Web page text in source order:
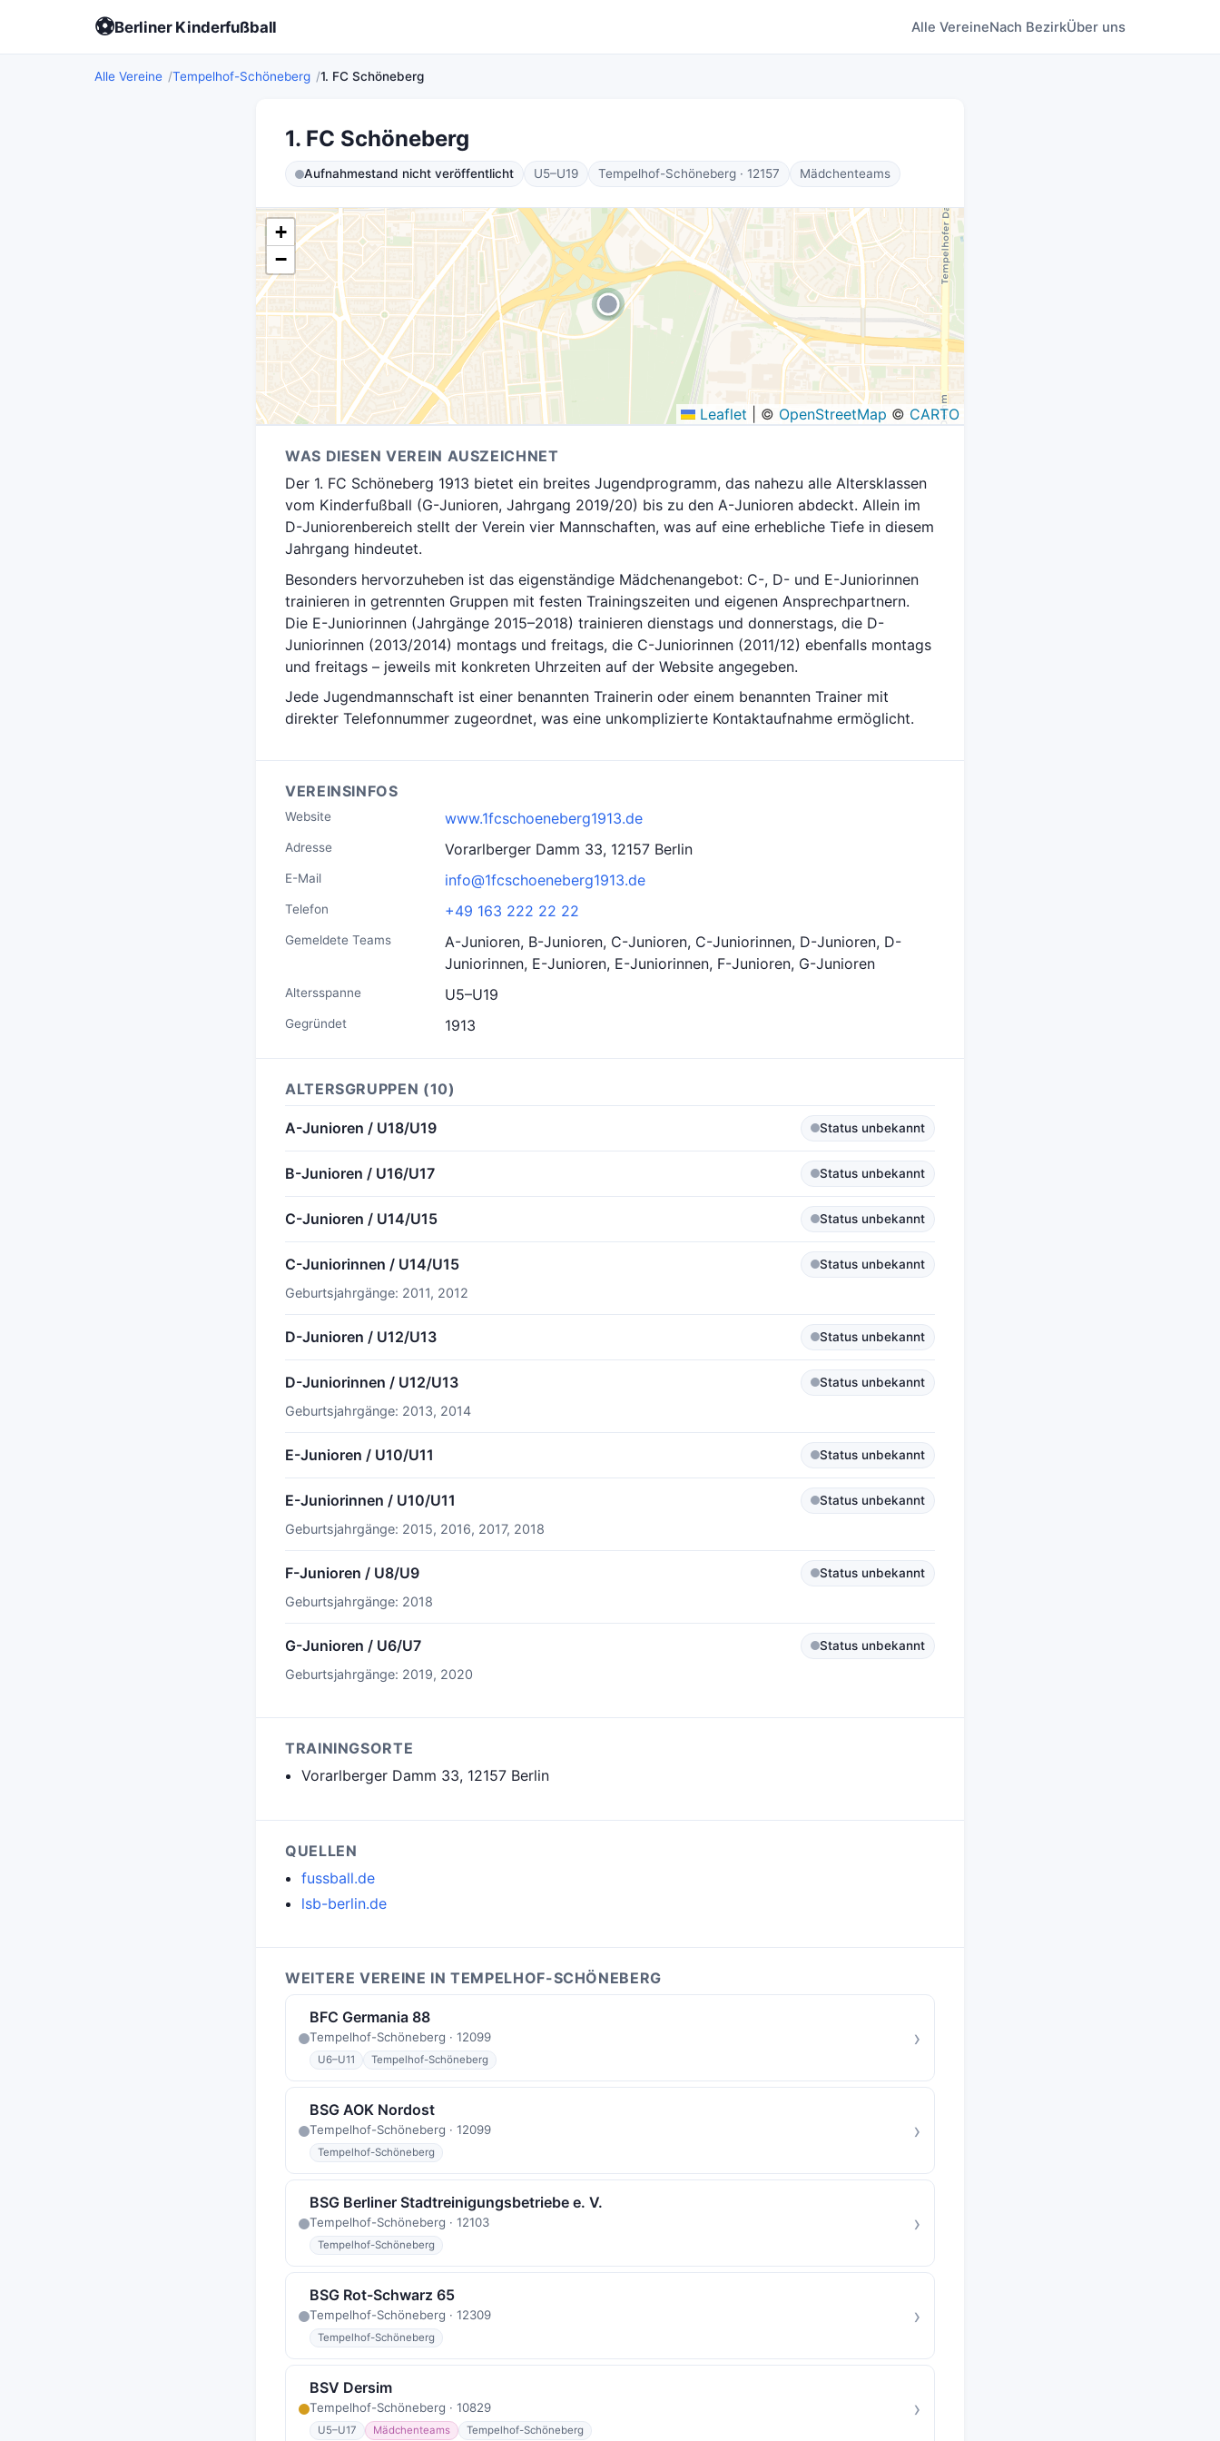
⚽Berliner Kinderfußball Alle VereineNach BezirkÜber uns
Alle Vereine Tempelhof-Schöneberg 1. FC Schöneberg
1. FC Schöneberg
Aufnahmestand nicht veröffentlicht U5–U19 Tempelhof-Schöneberg · 12157 Mädchenteams
+
−
Leaflet © OpenStreetMap © CARTO
WAS DIESEN VEREIN AUSZEICHNET
Der 1. FC Schöneberg 1913 bietet ein breites Jugendprogramm, das nahezu alle Altersklassen
vom Kinderfußball (G-Junioren, Jahrgang 2019/20) bis zu den A-Junioren abdeckt. Allein im
D-Juniorenbereich stellt der Verein vier Mannschaften, was auf eine erhebliche Tiefe in diesem
Jahrgang hindeutet.
Besonders hervorzuheben ist das eigenständige Mädchenangebot: C-, D- und E-Juniorinnen
trainieren in getrennten Gruppen mit festen Trainingszeiten und eigenen Ansprechpartnern.
Die E-Juniorinnen (Jahrgänge 2015–2018) trainieren dienstags und donnerstags, die D-
Juniorinnen (2013/2014) montags und freitags, die C-Juniorinnen (2011/12) ebenfalls montags
und freitags – jeweils mit konkreten Uhrzeiten auf der Website angegeben.
Jede Jugendmannschaft ist einer benannten Trainerin oder einem benannten Trainer mit
direkter Telefonnummer zugeordnet, was eine unkomplizierte Kontaktaufnahme ermöglicht.
VEREINSINFOS
Website www.1fcschoeneberg1913.de
Adresse Vorarlberger Damm 33, 12157 Berlin
E-Mail info@1fcschoeneberg1913.de
Telefon +49 163 222 22 22
Gemeldete Teams
A-Junioren, B-Junioren, C-Junioren, C-Juniorinnen, D-Junioren, D-
Juniorinnen, E-Junioren, E-Juniorinnen, F-Junioren, G-Junioren
Altersspanne U5–U19
Gegründet 1913
ALTERSGRUPPEN (10)
A-Junioren / U18/U19 Status unbekannt
B-Junioren / U16/U17 Status unbekannt
C-Junioren / U14/U15 Status unbekannt
C-Juniorinnen / U14/U15 Status unbekannt
Geburtsjahrgänge: 2011, 2012
D-Junioren / U12/U13 Status unbekannt
D-Juniorinnen / U12/U13 Status unbekannt
Geburtsjahrgänge: 2013, 2014
E-Junioren / U10/U11 Status unbekannt
E-Juniorinnen / U10/U11 Status unbekannt
Geburtsjahrgänge: 2015, 2016, 2017, 2018
F-Junioren / U8/U9 Status unbekannt
Geburtsjahrgänge: 2018
G-Junioren / U6/U7 Status unbekannt
Geburtsjahrgänge: 2019, 2020
TRAININGSORTE
Vorarlberger Damm 33, 12157 Berlin
QUELLEN
fussball.de
lsb-berlin.de
WEITERE VEREINE IN TEMPELHOF-SCHÖNEBERG
BFC Germania 88
Tempelhof-Schöneberg · 12099
U6–U11 Tempelhof-Schöneberg
›
BSG AOK Nordost
Tempelhof-Schöneberg · 12099
Tempelhof-Schöneberg
›
BSG Berliner Stadtreinigungsbetriebe e. V.
Tempelhof-Schöneberg · 12103
Tempelhof-Schöneberg
›
BSG Rot-Schwarz 65
Tempelhof-Schöneberg · 12309
Tempelhof-Schöneberg
›
BSV Dersim
Tempelhof-Schöneberg · 10829
U5–U17 Mädchenteams Tempelhof-Schöneberg
›